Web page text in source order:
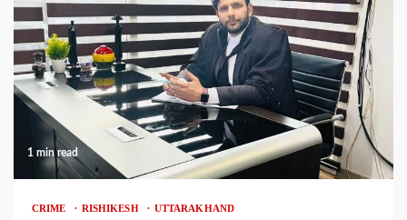
1 min read
CRIME RISHIKESH UTTARAKHAND